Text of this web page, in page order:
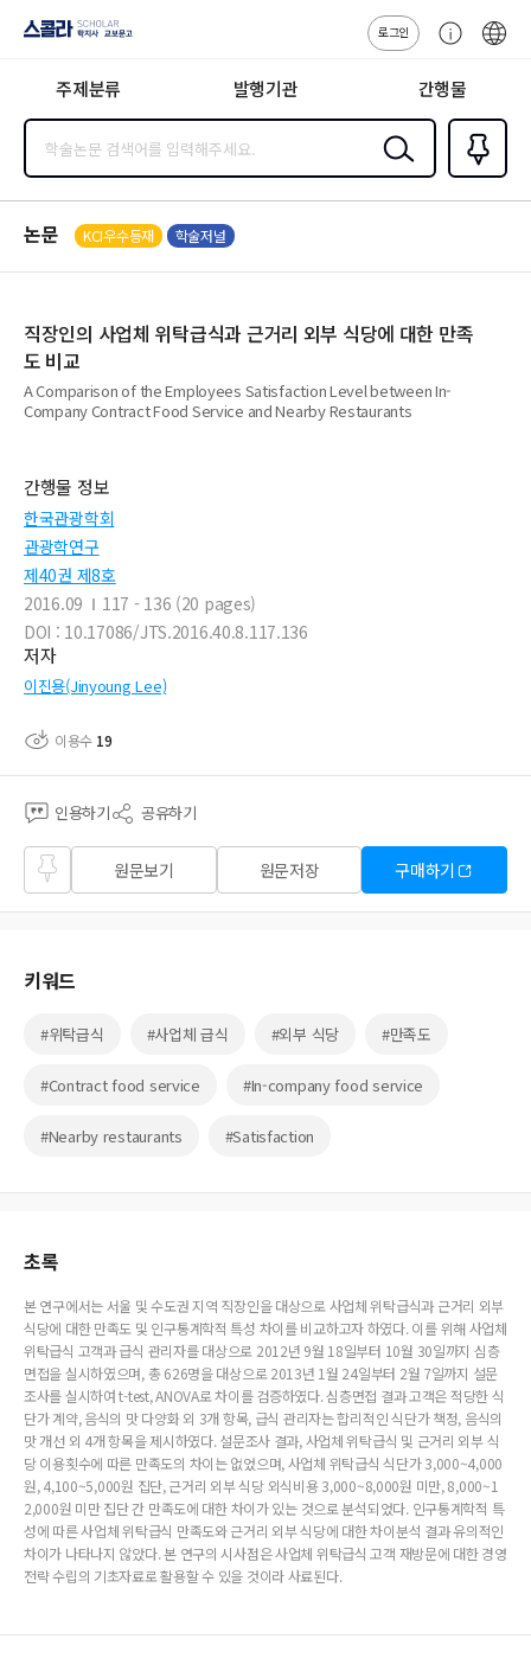
지사·교보문고
로그인
센
주제분류 발행기관 간행물
검색
즐겨찾
기0
논문 KCI우수등재 학술저널
직장인의 사업체 위탁급식과 근거리 외부 식당에 대한 만족
도 비교
A Comparison of the Employees Satisfaction Level between In-
Company Contract Food Service and Nearby Restaurants
간행물 정보
한국관광학회
관광학연구
제40권 제8호
2016.09
117 - 136 (20 pages)
DOI : 10.17086/JTS.2016.40.8.117.136
저자
이진용(Jinyoung Lee)
이용수 19
인용하기 공유하기
즐겨
찾기
원문보기 원문저장 구매하기
키워드
#위탁급식 #사업체 급식 #외부 식당 #만족도
#Contract food service #In-company food service
#Nearby restaurants #Satisfaction
초록
본 연구에서는 서울 및 수도권 지역 직장인을 대상으로 사업체 위탁급식과 근거리 외부
식당에 대한 만족도 및 인구통계학적 특성 차이를 비교하고자 하였다. 이를 위해 사업체
위탁급식 고객과 급식 관리자를 대상으로 2012년 9월 18일부터 10월 30일까지 심층
면접을 실시하였으며, 총 626명을 대상으로 2013년 1월 24일부터 2월 7일까지 설문
조사를 실시하여 t-test, ANOVA로 차이를 검증하였다. 심층면접 결과 고객은 적당한 식
단가 계약, 음식의 맛 다양화 외 3개 항목, 급식 관리자는 합리적인 식단가 책정, 음식의
맛 개선 외 4개 항목을 제시하였다. 설문조사 결과, 사업체 위탁급식 및 근거리 외부 식
당 이용횟수에 따른 만족도의 차이는 없었으며, 사업체 위탁급식 식단가 3,000~4,000
원, 4,100~5,000원 집단, 근거리 외부 식당 외식비용 3,000~8,000원 미만, 8,000~1
2,000원 미만 집단 간 만족도에 대한 차이가 있는 것으로 분석되었다. 인구통계학적 특
성에 따른 사업체 위탁급식 만족도와 근거리 외부 식당에 대한 차이분석 결과 유의적인
차이가 나타나지 않았다. 본 연구의 시사점은 사업체 위탁급식 고객 재방문에 대한 경영
전략 수립의 기초자료로 활용할 수 있을 것이라 사료된다.